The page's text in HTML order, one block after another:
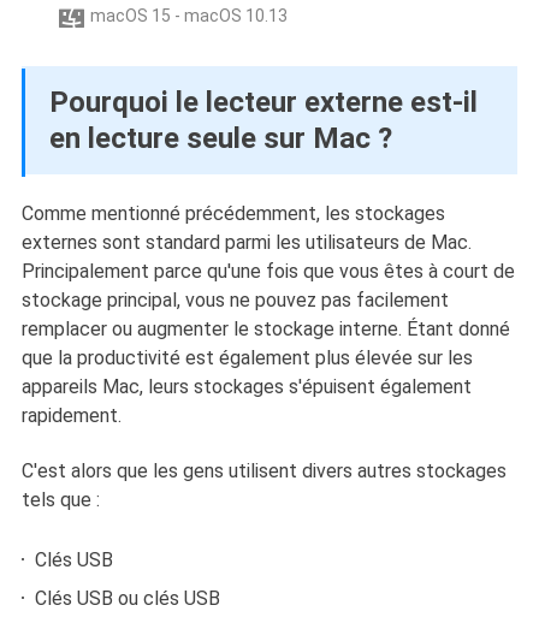
 macOS 15 - macOS 10.13
Pourquoi le lecteur externe est-il
en lecture seule sur Mac ?
Comme mentionné précédemment, les stockages
externes sont standard parmi les utilisateurs de Mac.
Principalement parce qu'une fois que vous êtes à court de
stockage principal, vous ne pouvez pas facilement
remplacer ou augmenter le stockage interne. Étant donné
que la productivité est également plus élevée sur les
appareils Mac, leurs stockages s'épuisent également
rapidement.
C'est alors que les gens utilisent divers autres stockages
tels que :
Clés USB
Clés USB ou clés USB